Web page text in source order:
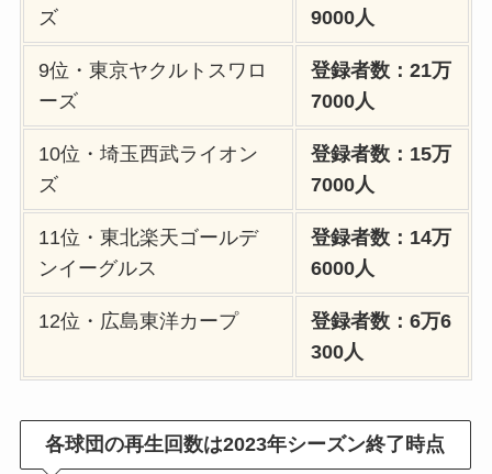
ズ
9000人
9位・東京ヤクルトスワロ
ーズ
登録者数：21万
7000人
10位・埼玉西武ライオン
ズ
登録者数：15万
7000人
11位・東北楽天ゴールデ
ンイーグルス
登録者数：14万
6000人
12位・広島東洋カープ
登録者数：6万6
300人
各球団の再生回数は2023年シーズン終了時点